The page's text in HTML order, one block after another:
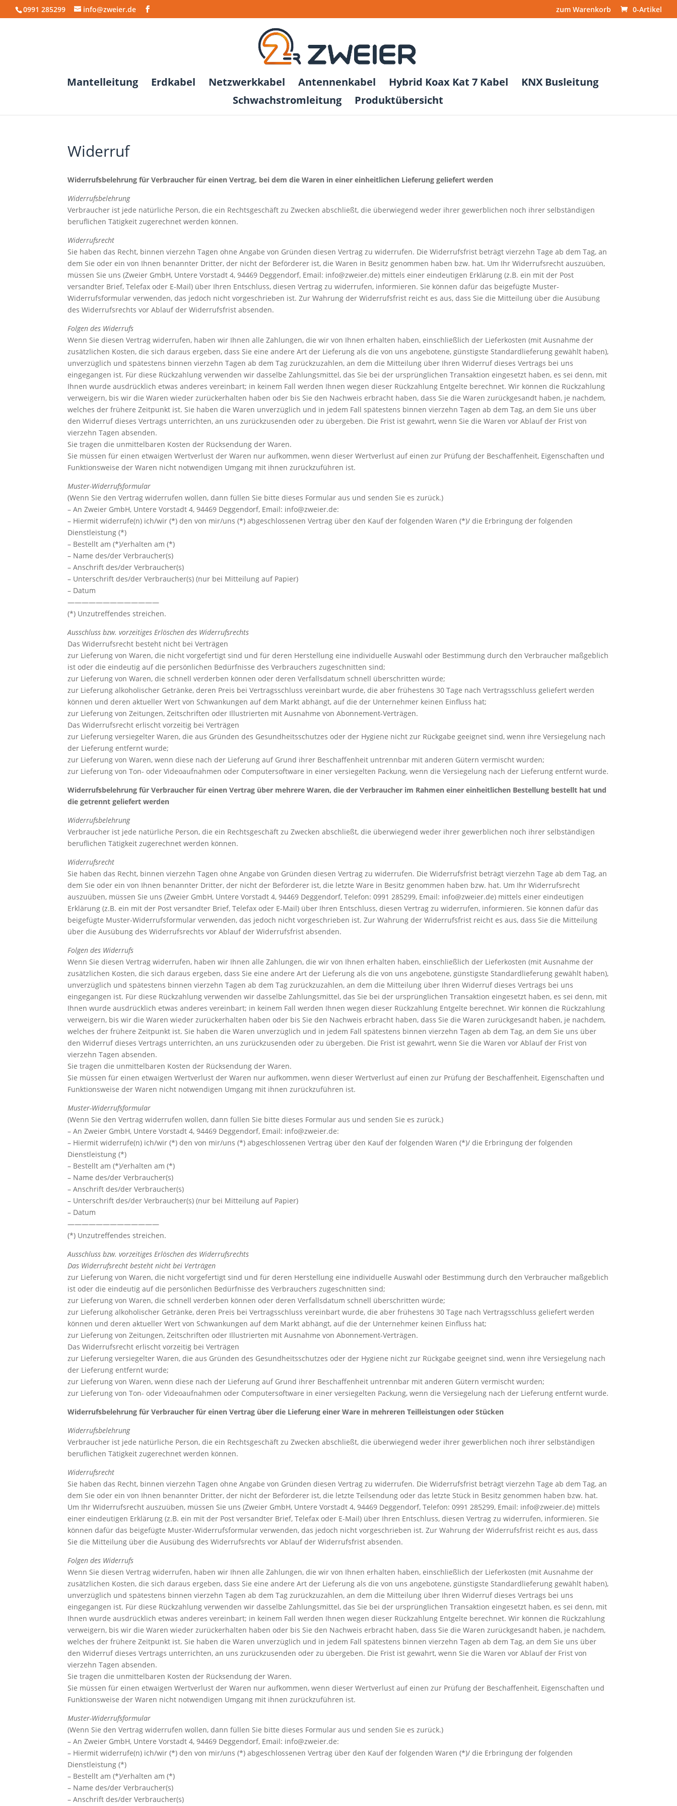
0991 285299 info@zweier.de zum Warenkorb 0-Artikel
Mantelleitung Erdkabel Netzwerkkabel Antennenkabel Hybrid Koax Kat 7 Kabel
KNX Busleitung
Schwachstromleitung
Produktübersicht
Widerruf
Widerrufsbelehrung für Verbraucher für einen Vertrag, bei dem die Waren in einer einheitlichen Lieferung geliefert werden
Widerrufsbelehrung
Verbraucher ist jede natürliche Person, die ein Rechtsgeschäft zu Zwecken abschließt, die überwiegend weder ihrer gewerblichen noch ihrer selbständigen
beruflichen Tätigkeit zugerechnet werden können.
Widerrufsrecht
Sie haben das Recht, binnen vierzehn Tagen ohne Angabe von Gründen diesen Vertrag zu widerrufen. Die Widerrufsfrist beträgt vierzehn Tage ab dem Tag, an
dem Sie oder ein von Ihnen benannter Dritter, der nicht der Beförderer ist, die Waren in Besitz genommen haben bzw. hat. Um Ihr Widerrufsrecht auszuüben,
müssen Sie uns (Zweier GmbH, Untere Vorstadt 4, 94469 Deggendorf, Email: info@zweier.de) mittels einer eindeutigen Erklärung (z.B. ein mit der Post
versandter Brief, Telefax oder E-Mail) über Ihren Entschluss, diesen Vertrag zu widerrufen, informieren. Sie können dafür das beigefügte Muster-
Widerrufsformular verwenden, das jedoch nicht vorgeschrieben ist. Zur Wahrung der Widerrufsfrist reicht es aus, dass Sie die Mitteilung über die Ausübung
des Widerrufsrechts vor Ablauf der Widerrufsfrist absenden.
Folgen des Widerrufs
Wenn Sie diesen Vertrag widerrufen, haben wir Ihnen alle Zahlungen, die wir von Ihnen erhalten haben, einschließlich der Lieferkosten (mit Ausnahme der
zusätzlichen Kosten, die sich daraus ergeben, dass Sie eine andere Art der Lieferung als die von uns angebotene, günstigste Standardlieferung gewählt haben),
unverzüglich und spätestens binnen vierzehn Tagen ab dem Tag zurückzuzahlen, an dem die Mitteilung über Ihren Widerruf dieses Vertrags bei uns
eingegangen ist. Für diese Rückzahlung verwenden wir dasselbe Zahlungsmittel, das Sie bei der ursprünglichen Transaktion eingesetzt haben, es sei denn, mit
Ihnen wurde ausdrücklich etwas anderes vereinbart; in keinem Fall werden Ihnen wegen dieser Rückzahlung Entgelte berechnet. Wir können die Rückzahlung
verweigern, bis wir die Waren wieder zurückerhalten haben oder bis Sie den Nachweis erbracht haben, dass Sie die Waren zurückgesandt haben, je nachdem,
welches der frühere Zeitpunkt ist. Sie haben die Waren unverzüglich und in jedem Fall spätestens binnen vierzehn Tagen ab dem Tag, an dem Sie uns über
den Widerruf dieses Vertrags unterrichten, an uns zurückzusenden oder zu übergeben. Die Frist ist gewahrt, wenn Sie die Waren vor Ablauf der Frist von
vierzehn Tagen absenden.
Sie tragen die unmittelbaren Kosten der Rücksendung der Waren.
Sie müssen für einen etwaigen Wertverlust der Waren nur aufkommen, wenn dieser Wertverlust auf einen zur Prüfung der Beschaffenheit, Eigenschaften und
Funktionsweise der Waren nicht notwendigen Umgang mit ihnen zurückzuführen ist.
Muster-Widerrufsformular
(Wenn Sie den Vertrag widerrufen wollen, dann füllen Sie bitte dieses Formular aus und senden Sie es zurück.)
– An Zweier GmbH, Untere Vorstadt 4, 94469 Deggendorf, Email: info@zweier.de:
– Hiermit widerrufe(n) ich/wir (*) den von mir/uns (*) abgeschlossenen Vertrag über den Kauf der folgenden Waren (*)/ die Erbringung der folgenden
Dienstleistung (*)
– Bestellt am (*)/erhalten am (*)
– Name des/der Verbraucher(s)
– Anschrift des/der Verbraucher(s)
– Unterschrift des/der Verbraucher(s) (nur bei Mitteilung auf Papier)
– Datum
—————————————
(*) Unzutreffendes streichen.
Ausschluss bzw. vorzeitiges Erlöschen des Widerrufsrechts
Das Widerrufsrecht besteht nicht bei Verträgen
zur Lieferung von Waren, die nicht vorgefertigt sind und für deren Herstellung eine individuelle Auswahl oder Bestimmung durch den Verbraucher maßgeblich
ist oder die eindeutig auf die persönlichen Bedürfnisse des Verbrauchers zugeschnitten sind;
zur Lieferung von Waren, die schnell verderben können oder deren Verfallsdatum schnell überschritten würde;
zur Lieferung alkoholischer Getränke, deren Preis bei Vertragsschluss vereinbart wurde, die aber frühestens 30 Tage nach Vertragsschluss geliefert werden
können und deren aktueller Wert von Schwankungen auf dem Markt abhängt, auf die der Unternehmer keinen Einfluss hat;
zur Lieferung von Zeitungen, Zeitschriften oder Illustrierten mit Ausnahme von Abonnement-Verträgen.
Das Widerrufsrecht erlischt vorzeitig bei Verträgen
zur Lieferung versiegelter Waren, die aus Gründen des Gesundheitsschutzes oder der Hygiene nicht zur Rückgabe geeignet sind, wenn ihre Versiegelung nach
der Lieferung entfernt wurde;
zur Lieferung von Waren, wenn diese nach der Lieferung auf Grund ihrer Beschaffenheit untrennbar mit anderen Gütern vermischt wurden;
zur Lieferung von Ton- oder Videoaufnahmen oder Computersoftware in einer versiegelten Packung, wenn die Versiegelung nach der Lieferung entfernt wurde.
Widerrufsbelehrung für Verbraucher für einen Vertrag über mehrere Waren, die der Verbraucher im Rahmen einer einheitlichen Bestellung bestellt hat und
die getrennt geliefert werden
Widerrufsbelehrung
Verbraucher ist jede natürliche Person, die ein Rechtsgeschäft zu Zwecken abschließt, die überwiegend weder ihrer gewerblichen noch ihrer selbständigen
beruflichen Tätigkeit zugerechnet werden können.
Widerrufsrecht
Sie haben das Recht, binnen vierzehn Tagen ohne Angabe von Gründen diesen Vertrag zu widerrufen. Die Widerrufsfrist beträgt vierzehn Tage ab dem Tag, an
dem Sie oder ein von Ihnen benannter Dritter, der nicht der Beförderer ist, die letzte Ware in Besitz genommen haben bzw. hat. Um Ihr Widerrufsrecht
auszuüben, müssen Sie uns (Zweier GmbH, Untere Vorstadt 4, 94469 Deggendorf, Telefon: 0991 285299, Email: info@zweier.de) mittels einer eindeutigen
Erklärung (z.B. ein mit der Post versandter Brief, Telefax oder E-Mail) über Ihren Entschluss, diesen Vertrag zu widerrufen, informieren. Sie können dafür das
beigefügte Muster-Widerrufsformular verwenden, das jedoch nicht vorgeschrieben ist. Zur Wahrung der Widerrufsfrist reicht es aus, dass Sie die Mitteilung
über die Ausübung des Widerrufsrechts vor Ablauf der Widerrufsfrist absenden.
Folgen des Widerrufs
Wenn Sie diesen Vertrag widerrufen, haben wir Ihnen alle Zahlungen, die wir von Ihnen erhalten haben, einschließlich der Lieferkosten (mit Ausnahme der
zusätzlichen Kosten, die sich daraus ergeben, dass Sie eine andere Art der Lieferung als die von uns angebotene, günstigste Standardlieferung gewählt haben),
unverzüglich und spätestens binnen vierzehn Tagen ab dem Tag zurückzuzahlen, an dem die Mitteilung über Ihren Widerruf dieses Vertrags bei uns
eingegangen ist. Für diese Rückzahlung verwenden wir dasselbe Zahlungsmittel, das Sie bei der ursprünglichen Transaktion eingesetzt haben, es sei denn, mit
Ihnen wurde ausdrücklich etwas anderes vereinbart; in keinem Fall werden Ihnen wegen dieser Rückzahlung Entgelte berechnet. Wir können die Rückzahlung
verweigern, bis wir die Waren wieder zurückerhalten haben oder bis Sie den Nachweis erbracht haben, dass Sie die Waren zurückgesandt haben, je nachdem,
welches der frühere Zeitpunkt ist. Sie haben die Waren unverzüglich und in jedem Fall spätestens binnen vierzehn Tagen ab dem Tag, an dem Sie uns über
den Widerruf dieses Vertrags unterrichten, an uns zurückzusenden oder zu übergeben. Die Frist ist gewahrt, wenn Sie die Waren vor Ablauf der Frist von
vierzehn Tagen absenden.
Sie tragen die unmittelbaren Kosten der Rücksendung der Waren.
Sie müssen für einen etwaigen Wertverlust der Waren nur aufkommen, wenn dieser Wertverlust auf einen zur Prüfung der Beschaffenheit, Eigenschaften und
Funktionsweise der Waren nicht notwendigen Umgang mit ihnen zurückzuführen ist.
Muster-Widerrufsformular
(Wenn Sie den Vertrag widerrufen wollen, dann füllen Sie bitte dieses Formular aus und senden Sie es zurück.)
– An Zweier GmbH, Untere Vorstadt 4, 94469 Deggendorf, Email: info@zweier.de:
– Hiermit widerrufe(n) ich/wir (*) den von mir/uns (*) abgeschlossenen Vertrag über den Kauf der folgenden Waren (*)/ die Erbringung der folgenden
Dienstleistung (*)
– Bestellt am (*)/erhalten am (*)
– Name des/der Verbraucher(s)
– Anschrift des/der Verbraucher(s)
– Unterschrift des/der Verbraucher(s) (nur bei Mitteilung auf Papier)
– Datum
—————————————
(*) Unzutreffendes streichen.
Ausschluss bzw. vorzeitiges Erlöschen des Widerrufsrechts
Das Widerrufsrecht besteht nicht bei Verträgen
zur Lieferung von Waren, die nicht vorgefertigt sind und für deren Herstellung eine individuelle Auswahl oder Bestimmung durch den Verbraucher maßgeblich
ist oder die eindeutig auf die persönlichen Bedürfnisse des Verbrauchers zugeschnitten sind;
zur Lieferung von Waren, die schnell verderben können oder deren Verfallsdatum schnell überschritten würde;
zur Lieferung alkoholischer Getränke, deren Preis bei Vertragsschluss vereinbart wurde, die aber frühestens 30 Tage nach Vertragsschluss geliefert werden
können und deren aktueller Wert von Schwankungen auf dem Markt abhängt, auf die der Unternehmer keinen Einfluss hat;
zur Lieferung von Zeitungen, Zeitschriften oder Illustrierten mit Ausnahme von Abonnement-Verträgen.
Das Widerrufsrecht erlischt vorzeitig bei Verträgen
zur Lieferung versiegelter Waren, die aus Gründen des Gesundheitsschutzes oder der Hygiene nicht zur Rückgabe geeignet sind, wenn ihre Versiegelung nach
der Lieferung entfernt wurde;
zur Lieferung von Waren, wenn diese nach der Lieferung auf Grund ihrer Beschaffenheit untrennbar mit anderen Gütern vermischt wurden;
zur Lieferung von Ton- oder Videoaufnahmen oder Computersoftware in einer versiegelten Packung, wenn die Versiegelung nach der Lieferung entfernt wurde.
Widerrufsbelehrung für Verbraucher für einen Vertrag über die Lieferung einer Ware in mehreren Teilleistungen oder Stücken
Widerrufsbelehrung
Verbraucher ist jede natürliche Person, die ein Rechtsgeschäft zu Zwecken abschließt, die überwiegend weder ihrer gewerblichen noch ihrer selbständigen
beruflichen Tätigkeit zugerechnet werden können.
Widerrufsrecht
Sie haben das Recht, binnen vierzehn Tagen ohne Angabe von Gründen diesen Vertrag zu widerrufen. Die Widerrufsfrist beträgt vierzehn Tage ab dem Tag, an
dem Sie oder ein von Ihnen benannter Dritter, der nicht der Beförderer ist, die letzte Teilsendung oder das letzte Stück in Besitz genommen haben bzw. hat.
Um Ihr Widerrufsrecht auszuüben, müssen Sie uns (Zweier GmbH, Untere Vorstadt 4, 94469 Deggendorf, Telefon: 0991 285299, Email: info@zweier.de) mittels
einer eindeutigen Erklärung (z.B. ein mit der Post versandter Brief, Telefax oder E-Mail) über Ihren Entschluss, diesen Vertrag zu widerrufen, informieren. Sie
können dafür das beigefügte Muster-Widerrufsformular verwenden, das jedoch nicht vorgeschrieben ist. Zur Wahrung der Widerrufsfrist reicht es aus, dass
Sie die Mitteilung über die Ausübung des Widerrufsrechts vor Ablauf der Widerrufsfrist absenden.
Folgen des Widerrufs
Wenn Sie diesen Vertrag widerrufen, haben wir Ihnen alle Zahlungen, die wir von Ihnen erhalten haben, einschließlich der Lieferkosten (mit Ausnahme der
zusätzlichen Kosten, die sich daraus ergeben, dass Sie eine andere Art der Lieferung als die von uns angebotene, günstigste Standardlieferung gewählt haben),
unverzüglich und spätestens binnen vierzehn Tagen ab dem Tag zurückzuzahlen, an dem die Mitteilung über Ihren Widerruf dieses Vertrags bei uns
eingegangen ist. Für diese Rückzahlung verwenden wir dasselbe Zahlungsmittel, das Sie bei der ursprünglichen Transaktion eingesetzt haben, es sei denn, mit
Ihnen wurde ausdrücklich etwas anderes vereinbart; in keinem Fall werden Ihnen wegen dieser Rückzahlung Entgelte berechnet. Wir können die Rückzahlung
verweigern, bis wir die Waren wieder zurückerhalten haben oder bis Sie den Nachweis erbracht haben, dass Sie die Waren zurückgesandt haben, je nachdem,
welches der frühere Zeitpunkt ist. Sie haben die Waren unverzüglich und in jedem Fall spätestens binnen vierzehn Tagen ab dem Tag, an dem Sie uns über
den Widerruf dieses Vertrags unterrichten, an uns zurückzusenden oder zu übergeben. Die Frist ist gewahrt, wenn Sie die Waren vor Ablauf der Frist von
vierzehn Tagen absenden.
Sie tragen die unmittelbaren Kosten der Rücksendung der Waren.
Sie müssen für einen etwaigen Wertverlust der Waren nur aufkommen, wenn dieser Wertverlust auf einen zur Prüfung der Beschaffenheit, Eigenschaften und
Funktionsweise der Waren nicht notwendigen Umgang mit ihnen zurückzuführen ist.
Muster-Widerrufsformular
(Wenn Sie den Vertrag widerrufen wollen, dann füllen Sie bitte dieses Formular aus und senden Sie es zurück.)
– An Zweier GmbH, Untere Vorstadt 4, 94469 Deggendorf, Email: info@zweier.de:
– Hiermit widerrufe(n) ich/wir (*) den von mir/uns (*) abgeschlossenen Vertrag über den Kauf der folgenden Waren (*)/ die Erbringung der folgenden
Dienstleistung (*)
– Bestellt am (*)/erhalten am (*)
– Name des/der Verbraucher(s)
– Anschrift des/der Verbraucher(s)